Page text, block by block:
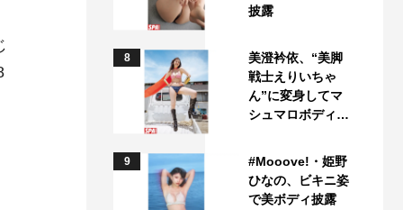
披露
8
美澄衿依、“美脚
戦士えりいちゃ
ん”に変身してマ
シュマロボディ…
9
#Mooove!・姫野
ひなの、ビキニ姿
で美ボディ披露